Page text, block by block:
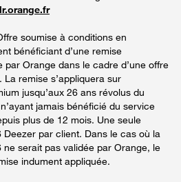
soumise à conditions en
bénéficiant d’une remise
par Orange dans le cadre d’une offre
remise s’appliquera sur
jusqu’aux 26 ans révolus du
jamais bénéficié du service
plus de 12 mois. Une seule
Deezer par client. Dans le cas où la
ne serait pas validée par Orange, le
indument appliquée.